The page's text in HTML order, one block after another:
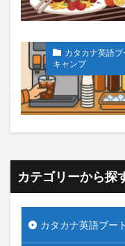
カタカナ英語ブ
キャンプ
カテゴリーから探
カタカナ英語ブー